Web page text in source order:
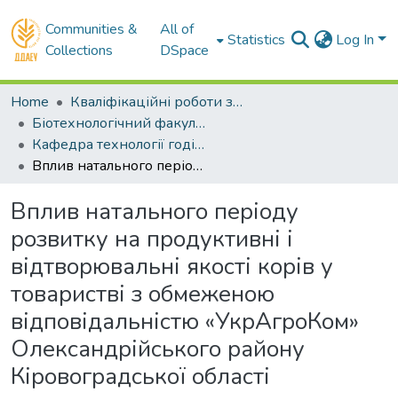
Communities &
Collections
All of
DSpace
Statistics Log In
Home
Кваліфікаційні роботи здобувачів вищої освіти
Біотехнологічний факультет
Кафедра технології годівлі і розведення тварин. Магістри
Вплив натального періоду розвитку на продуктивні і відтворювальні якості корів у товаристві з обмеженою відповідальністю «УкрАгроКом» Олександрійського району Кіровоградської області
Вплив натального періоду
розвитку на продуктивні і
відтворювальні якості корів у
товаристві з обмеженою
відповідальністю «УкрАгроКом»
Олександрійського району
Кіровоградської області